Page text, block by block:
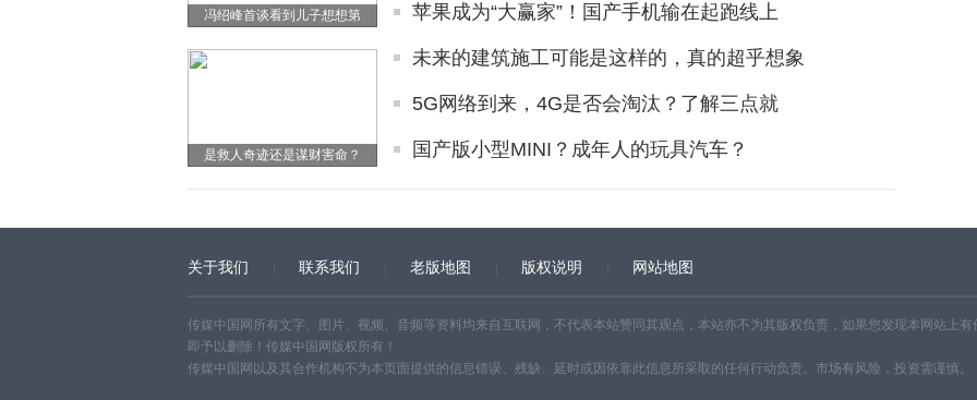
冯绍峰首谈看到儿子想想第
是救人奇迹还是谋财害命？
苹果成为“大赢家”！国产手机输在起跑线上
未来的建筑施工可能是这样的，真的超乎想象
5G网络到来，4G是否会淘汰？了解三点就
国产版小型MINI？成年人的玩具汽车？
关于我们 联系我们 老版地图 版权说明 网站地图
传媒中国网所有文字、图片、视频、音频等资料均来自互联网，不代表本站赞同其观点，本站亦不为其版权负责，如果您发现本网站上
即予以删除！传媒中国网版权所有！
传媒中国网以及其合作机构不为本页面提供的信息错误、残缺、延时或因依靠此信息所采取的任何行动负责。市场有风险，投资需谨慎。